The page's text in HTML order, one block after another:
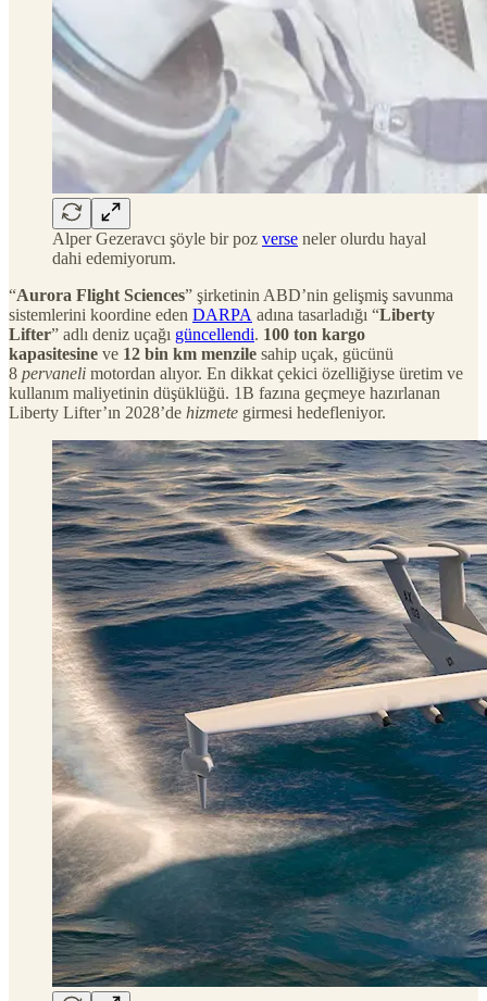
Alper Gezeravcı şöyle bir poz verse neler olurdu hayal
dahi edemiyorum.
“Aurora Flight Sciences” şirketinin ABD’nin gelişmiş savunma
sistemlerini koordine eden DARPA adına tasarladığı “Liberty
Lifter” adlı deniz uçağı güncellendi. 100 ton kargo
kapasitesine ve 12 bin km menzile sahip uçak, gücünü
8 pervaneli motordan alıyor. En dikkat çekici özelliğiyse üretim ve
kullanım maliyetinin düşüklüğü. 1B fazına geçmeye hazırlanan
Liberty Lifter’ın 2028’de hizmete girmesi hedefleniyor.